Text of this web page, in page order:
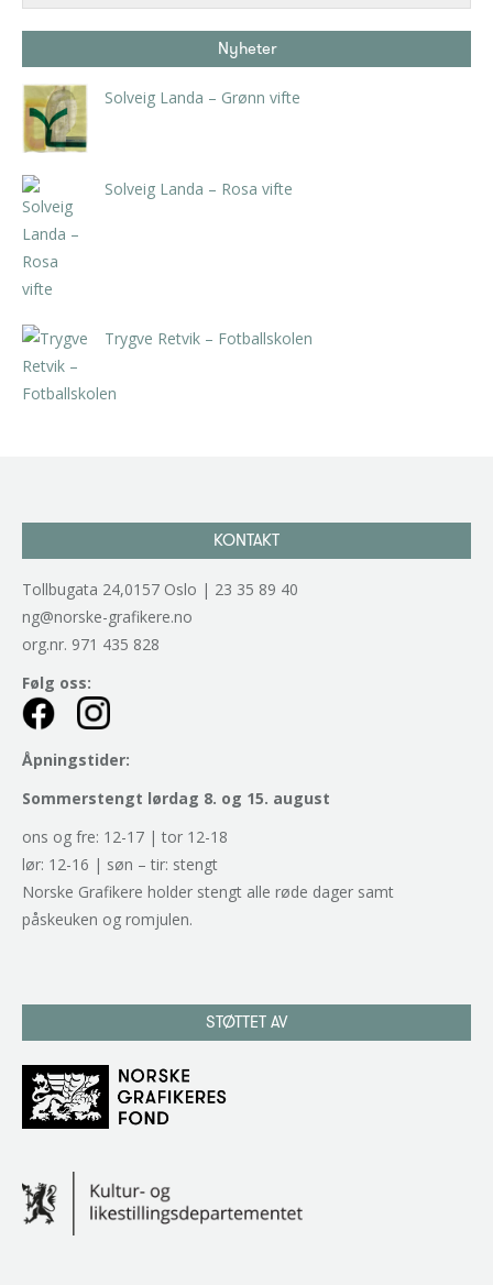
Nyheter
Solveig Landa – Grønn vifte
Solveig Landa – Rosa vifte
Trygve Retvik – Fotballskolen
KONTAKT
Tollbugata 24,0157 Oslo | 23 35 89 40
ng@norske-grafikere.no
org.nr. 971 435 828
Følg oss:
Åpningstider:
Sommerstengt lørdag 8. og 15. august
ons og fre: 12-17 | tor 12-18
lør: 12-16 | søn – tir: stengt
Norske Grafikere holder stengt alle røde dager samt
påskeuken og romjulen.
STØTTET AV